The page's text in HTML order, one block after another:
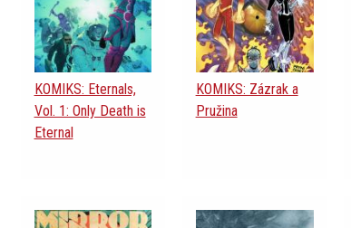
KOMIKS: Eternals,
Vol. 1: Only Death is
Eternal
KOMIKS: Zázrak a
Pružina